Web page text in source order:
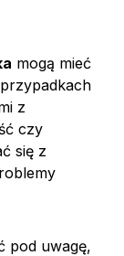
mogą mieć
z
czy
się z
pod uwagę,